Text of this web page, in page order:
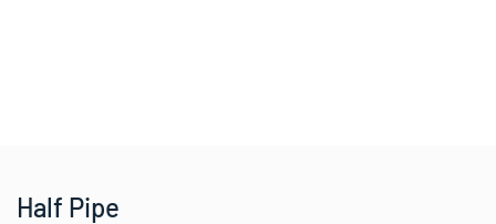
Half Pipe